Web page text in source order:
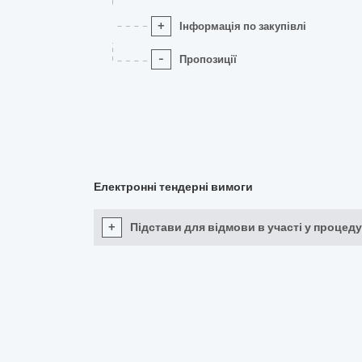
+ Інформація по закупівлі
- Пропозиції
Електронні тендерні вимоги
+ Підстави для відмови в участі у